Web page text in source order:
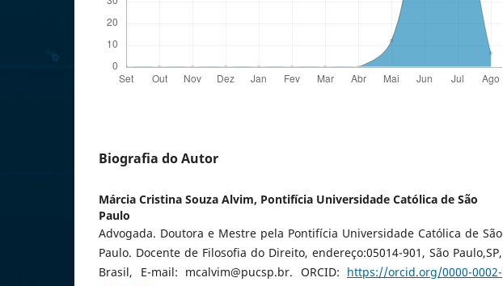
Biografia do Autor
Márcia Cristina Souza Alvim, Pontifícia Universidade Católica de São
Paulo
Advogada. Doutora e Mestre pela Pontifícia Universidade Católica de São
Paulo. Docente de Filosofia do Direito, endereço:05014-901, São Paulo,SP,
Brasil, E-mail: mcalvim@pucsp.br. ORCID: https://orcid.org/0000-0002-